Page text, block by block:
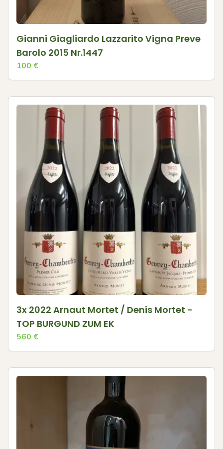
Gianni Giagliardo Lazzarito Vigna Preve
Barolo 2015 Nr.1447
100 €
3x 2022 Arnaut Mortet / Denis Mortet -
TOP BURGUND ZUM EK
560 €